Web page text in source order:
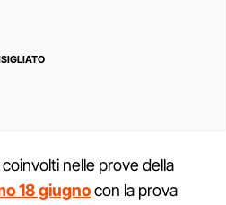
coinvolti nelle prove della
18 giugnocon la prova